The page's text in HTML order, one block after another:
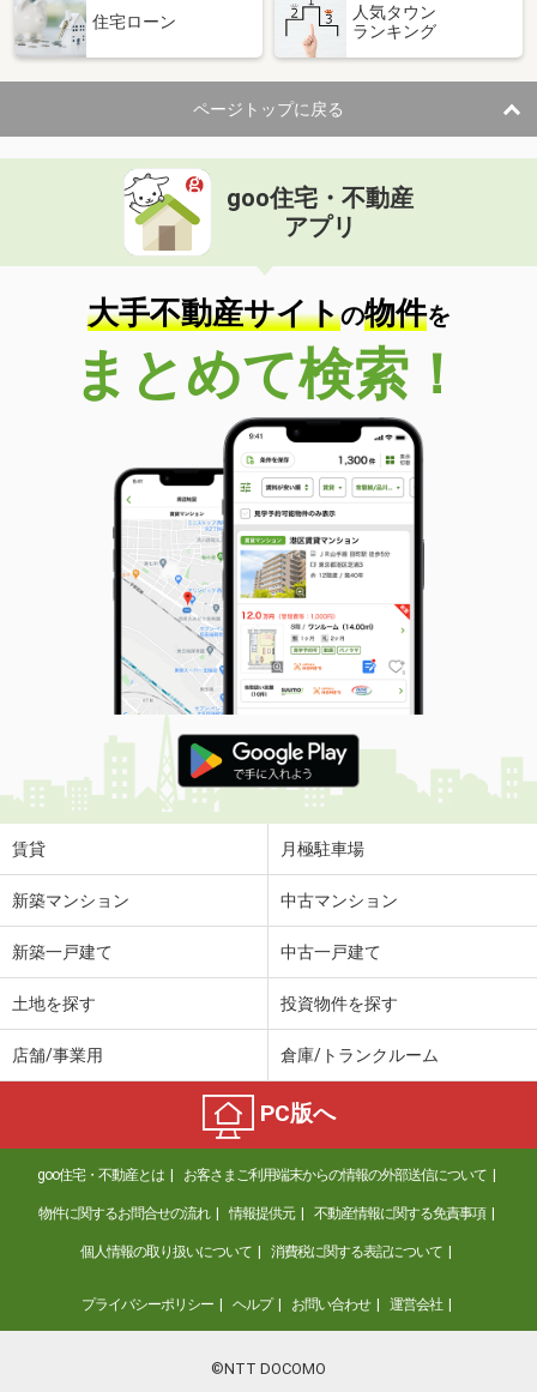
住宅ローン
人気タウン
ランキング
ページトップに戻る
goo住宅・不動産
アプリ
大手不動産サイトの物件を
まとめて検索！
賃貸 月極駐車場
新築マンション 中古マンション
新築一戸建て 中古一戸建て
土地を探す 投資物件を探す
店舗/事業用 倉庫/トランクルーム
PC版へ
goo住宅・不動産とは お客さまご利用端末からの情報の外部送信について
物件に関するお問合せの流れ 情報提供元 不動産情報に関する免責事項
個人情報の取り扱いについて 消費税に関する表記について
プライバシーポリシー ヘルプ お問い合わせ 運営会社
©NTT DOCOMO